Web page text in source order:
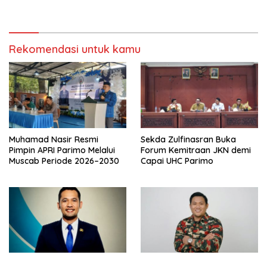
Rekomendasi untuk kamu
Muhamad Nasir Resmi
Pimpin APRI Parimo Melalui
Muscab Periode 2026–2030
Sekda Zulfinasran Buka
Forum Kemitraan JKN demi
Capai UHC Parimo